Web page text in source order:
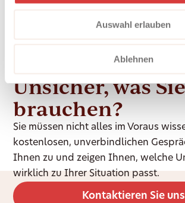
Auswahl erlauben
Ablehnen
Unsicher, was
brauchen?
Sie müssen nicht alles im Voraus
kostenlosen, unverbindlichen
Ihnen zu und zeigen Ihnen, welche
wirklich zu Ihrer Situation passt.
Kontaktieren Sie uns